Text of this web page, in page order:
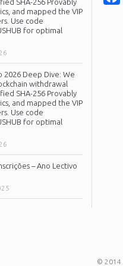
SHA-256 Provably
and mapped the VIP
Use code
for optimal
2026 Deep Dive: We
withdrawal
SHA-256 Provably
and mapped the VIP
Use code
for optimal
– Ano Lectivo
© 2014